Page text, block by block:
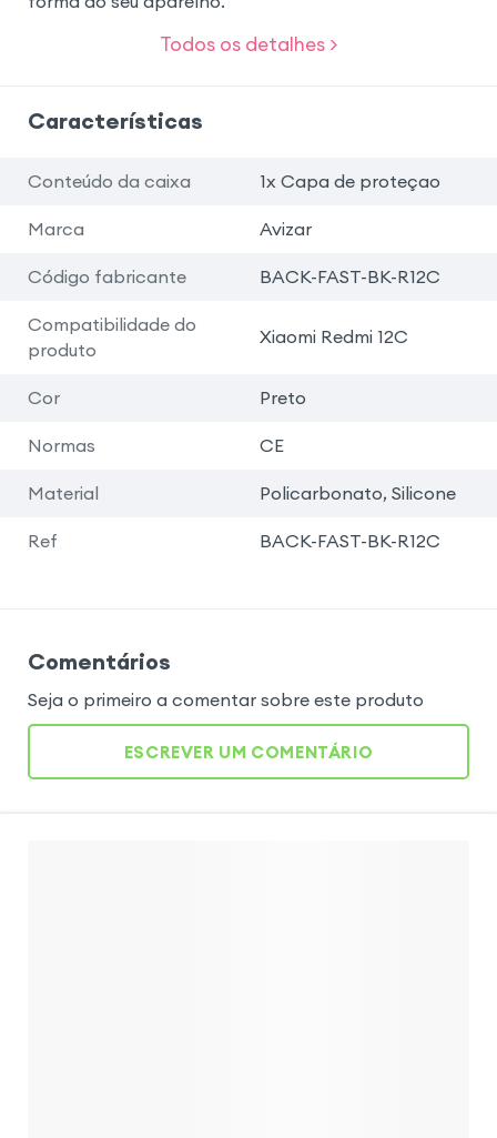
Todos os detalhes >
Características
Conteúdo da caixa 1x Capa de proteçao
Marca Avizar
Código fabricante BACK-FAST-BK-R12C
Compatibilidade do
produto
Xiaomi Redmi 12C
Cor Preto
Normas CE
Material Policarbonato, Silicone
Ref BACK-FAST-BK-R12C
Comentários
Seja o primeiro a comentar sobre este produto
ESCREVER UM COMENTÁRIO